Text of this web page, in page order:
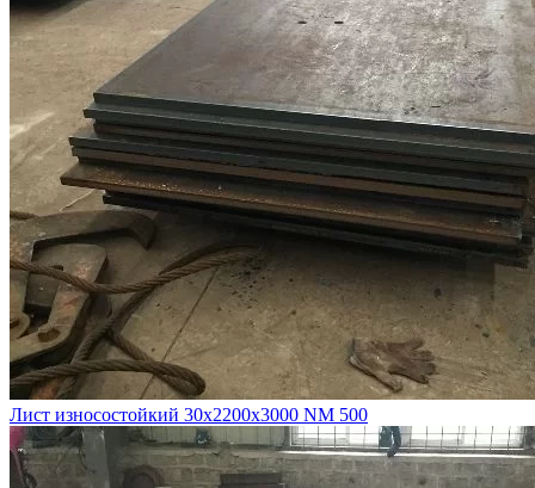
Лист износостойкий 30х2200х3000 NM 500